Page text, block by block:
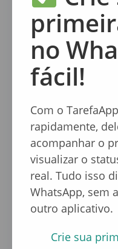
Também é
uso, como
reuniões breves
Quais são
benefícios
para
Equipes pequenas
autonomia,
para cada decisão.
erros e uma
no
fácil!
Com o
rapidamente,
acompanhar o
visualizar o
real. Tudo isso
WhatsApp, sem
outro aplicativo.
Crie sua